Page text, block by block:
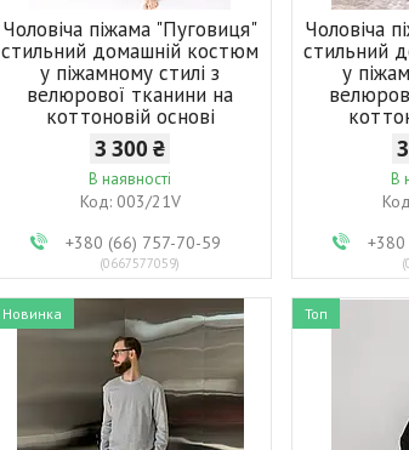
Чоловіча піжама "Пуговиця"
стильний домашній костюм
у піжамному стилі з
велюрової тканини на
коттоновій основі
3 300 ₴
В наявності
003/21V
+380 (66) 757-70-59
0667577059
Чоловіча
стильний
у
В
Новинка Топ